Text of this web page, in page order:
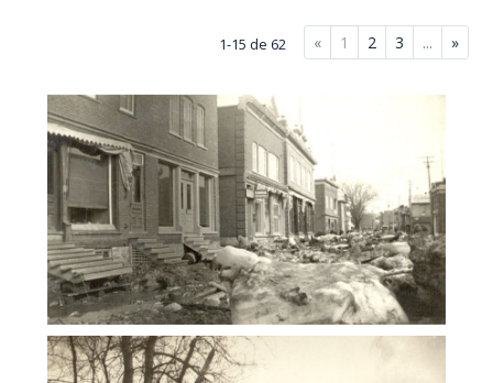
1-15 de 62 « 1 2 3 ... »